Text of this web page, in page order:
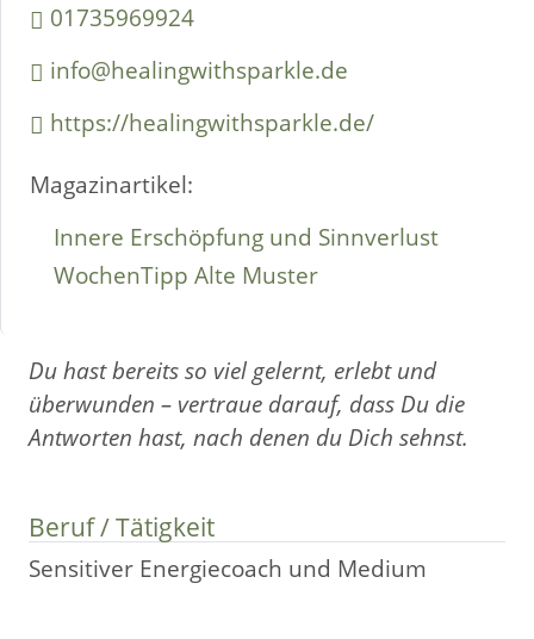
Du hast bereits so viel gelernt, erlebt und
überwunden – vertraue darauf, dass Du die
Antworten hast, nach denen du Dich sehnst.
Beruf / Tätigkeit
Sensitiver Energiecoach und Medium
01735969924
info@healingwithsparkle.de
https://healingwithsparkle.de/
Magazinartikel:
Innere Erschöpfung und Sinnverlust
WochenTipp Alte Muster